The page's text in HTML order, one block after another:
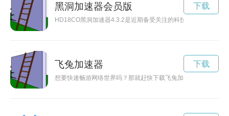
黑洞加速器会员版
HD18CO黑洞加速器4.3.2是近期备受关注的科技产品，其强大
下载
飞兔加速器
想要快速畅游网络世界吗？那就赶快下载飞兔加速app吧！通
下载